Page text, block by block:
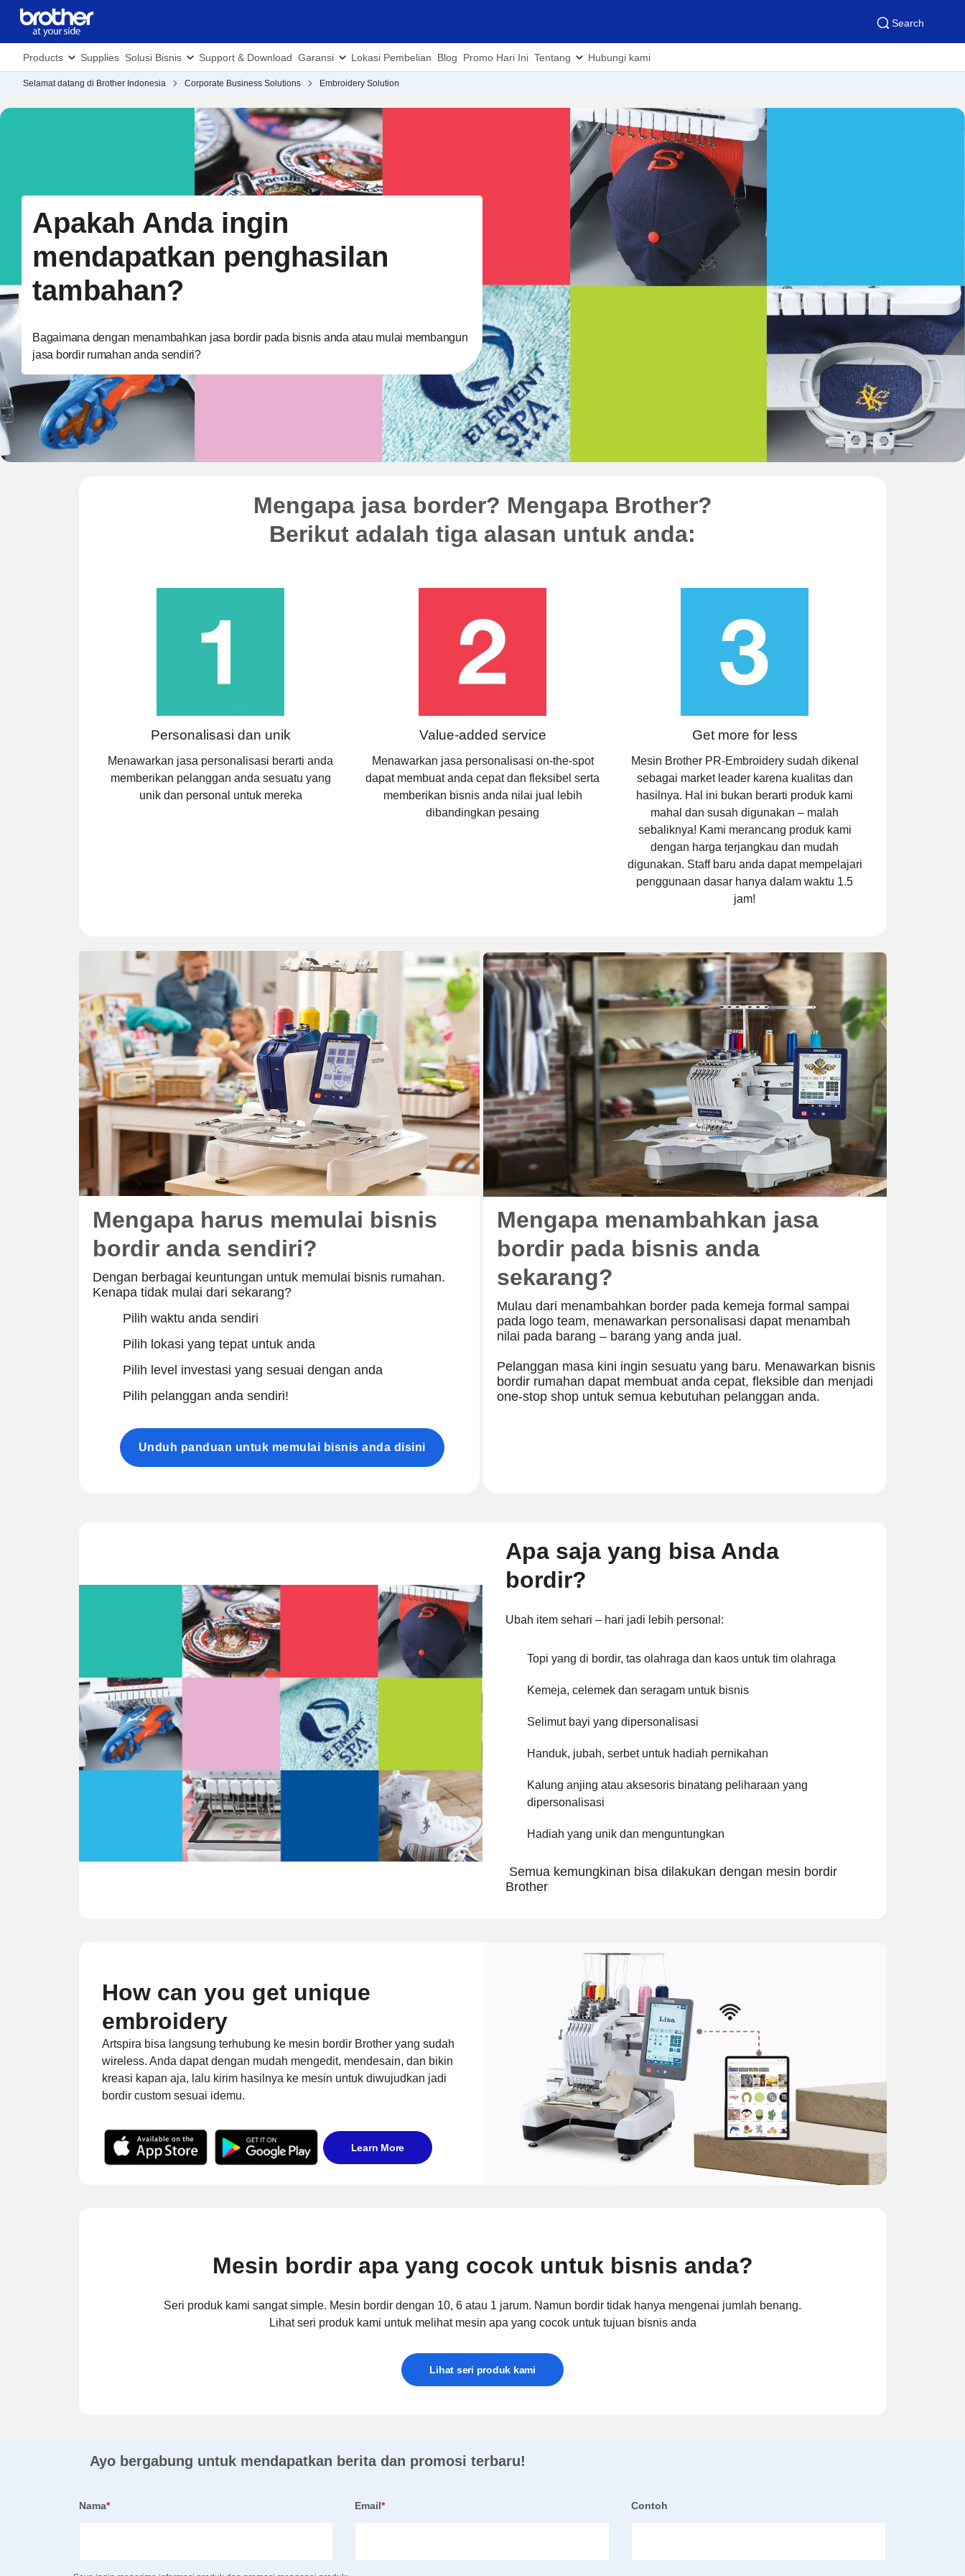
Search
Products Supplies Solusi Bisnis Support & Download Garansi Lokasi Pembelian Blog Promo Hari Ini Tentang Hubungi kami
Selamat datang di Brother Indonesia Corporate Business Solutions Embroidery Solution
Apakah Anda ingin
mendapatkan penghasilan
tambahan?
Bagaimana dengan menambahkan jasa bordir pada bisnis anda atau mulai membangun
jasa bordir rumahan anda sendiri?
Mengapa jasa border? Mengapa Brother?
Berikut adalah tiga alasan untuk anda:
Personalisasi dan unik
Menawarkan jasa personalisasi berarti anda
memberikan pelanggan anda sesuatu yang
unik dan personal untuk mereka
Value-added service
Menawarkan jasa personalisasi on-the-spot
dapat membuat anda cepat dan fleksibel serta
memberikan bisnis anda nilai jual lebih
dibandingkan pesaing
Get more for less
Mesin Brother PR-Embroidery sudah dikenal
sebagai market leader karena kualitas dan
hasilnya. Hal ini bukan berarti produk kami
mahal dan susah digunakan – malah
sebaliknya! Kami merancang produk kami
dengan harga terjangkau dan mudah
digunakan. Staff baru anda dapat mempelajari
penggunaan dasar hanya dalam waktu 1.5
jam!
Mengapa harus memulai bisnis
bordir anda sendiri?
Dengan berbagai keuntungan untuk memulai bisnis rumahan.
Kenapa tidak mulai dari sekarang?
Pilih waktu anda sendiri
Pilih lokasi yang tepat untuk anda
Pilih level investasi yang sesuai dengan anda
Pilih pelanggan anda sendiri!
Unduh panduan untuk memulai bisnis anda disini
Mengapa menambahkan jasa
bordir pada bisnis anda
sekarang?
Mulau dari menambahkan border pada kemeja formal sampai
pada logo team, menawarkan personalisasi dapat menambah
nilai pada barang – barang yang anda jual.
Pelanggan masa kini ingin sesuatu yang baru. Menawarkan bisnis
bordir rumahan dapat membuat anda cepat, fleksible dan menjadi
one-stop shop untuk semua kebutuhan pelanggan anda.
Apa saja yang bisa Anda
bordir?
Ubah item sehari – hari jadi lebih personal:
Topi yang di bordir, tas olahraga dan kaos untuk tim olahraga
Kemeja, celemek dan seragam untuk bisnis
Selimut bayi yang dipersonalisasi
Handuk, jubah, serbet untuk hadiah pernikahan
Kalung anjing atau aksesoris binatang peliharaan yang
dipersonalisasi
Hadiah yang unik dan menguntungkan
Semua kemungkinan bisa dilakukan dengan mesin bordir
Brother
How can you get unique
embroidery
Artspira bisa langsung terhubung ke mesin bordir Brother yang sudah
wireless. Anda dapat dengan mudah mengedit, mendesain, dan bikin
kreasi kapan aja, lalu kirim hasilnya ke mesin untuk diwujudkan jadi
bordir custom sesuai idemu.
Learn More
Mesin bordir apa yang cocok untuk bisnis anda?
Seri produk kami sangat simple. Mesin bordir dengan 10, 6 atau 1 jarum. Namun bordir tidak hanya mengenai jumlah benang.
Lihat seri produk kami untuk melihat mesin apa yang cocok untuk tujuan bisnis anda
Lihat seri produk kami
Ayo bergabung untuk mendapatkan berita dan promosi terbaru!
Nama* Email* Contoh